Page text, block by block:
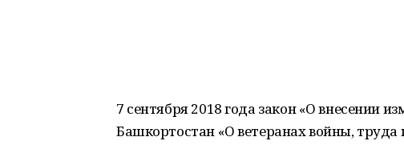
7 сентября 2018 года закон «О внесении
Башкортостан «О ветеранах войны,